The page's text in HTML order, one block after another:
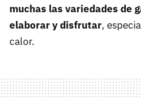
muchas las variedades de
elaborar y disfrutar,
calor.